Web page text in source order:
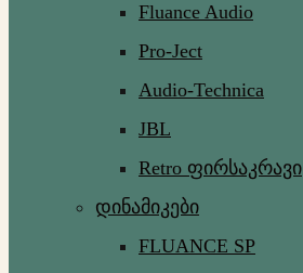
Fluance Audio
Pro-Ject
Audio-Technica
JBL
Retro ფირსაკრავი
დინამიკები
FLUANCE SP